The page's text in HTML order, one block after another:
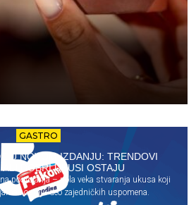
GASTRO
U NOVOM IZDANJU: TRENDOVI
ALI DOBRI UKUSI OSTAJU
postojanja – pola veka stvaranja ukusa koji
i ostaju deo zajedničkih uspomena.